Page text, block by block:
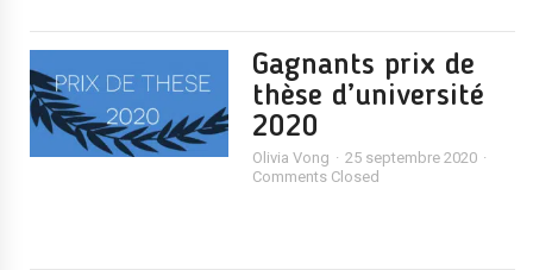
Gagnants prix de
thèse d’université
2020
Olivia Vong
25 septembre 2020
Comments Closed